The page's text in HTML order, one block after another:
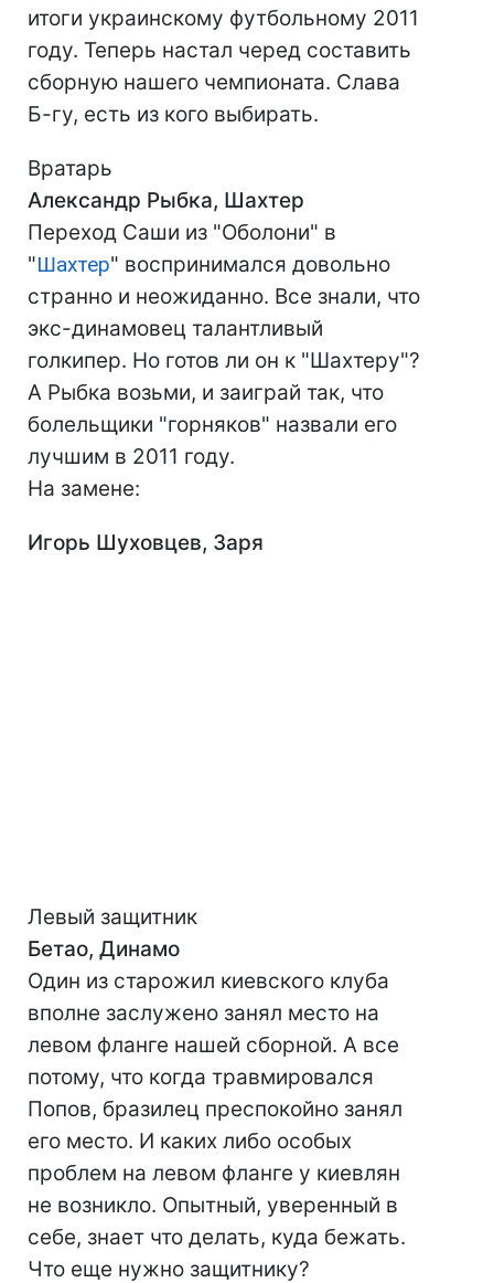
итоги украинскому футбольному 2011
году. Теперь настал черед составить
сборную нашего чемпионата. Слава
Б-гу, есть из кого выбирать.
Вратарь
Александр Рыбка, Шахтер
Переход Саши из "Оболони" в
"Шахтер" воспринимался довольно
странно и неожиданно. Все знали, что
экс-динамовец талантливый
голкипер. Но готов ли он к "Шахтеру"?
А Рыбка возьми, и заиграй так, что
болельщики "горняков" назвали его
лучшим в 2011 году.
На замене:
Игорь Шуховцев, Заря
Левый защитник
Бетао, Динамо
Один из старожил киевского клуба
вполне заслужено занял место на
левом фланге нашей сборной. А все
потому, что когда травмировался
Попов, бразилец преспокойно занял
его место. И каких либо особых
проблем на левом фланге у киевлян
не возникло. Опытный, уверенный в
себе, знает что делать, куда бежать.
Что еще нужно защитнику?